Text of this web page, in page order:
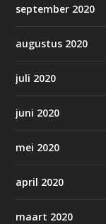
september 2020
augustus 2020
juli 2020
juni 2020
mei 2020
april 2020
maart 2020